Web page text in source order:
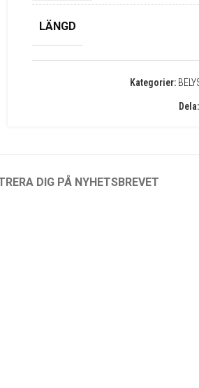
LÄNGD
Kategorier:
Dela:
DIG PÅ NYHETSBREVET